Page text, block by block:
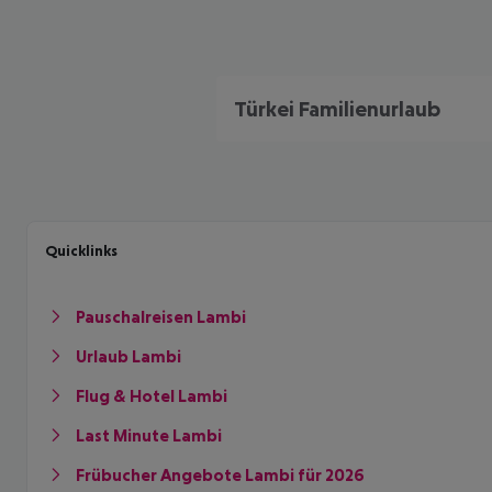
Türkei Familienurlaub
Quicklinks
Pauschalreisen Lambi
Urlaub Lambi
Flug & Hotel Lambi
Last Minute Lambi
Frübucher Angebote Lambi für 2026